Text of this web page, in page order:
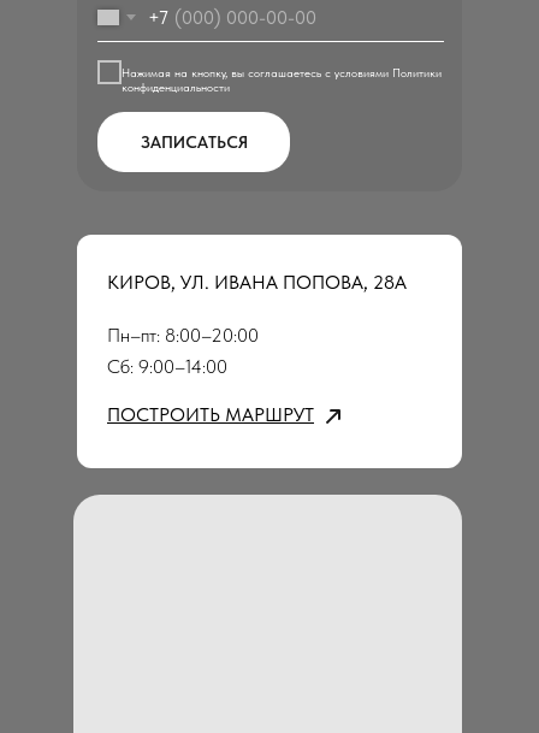
+7
Нажимая на кнопку, вы соглашаетесь с условиями Политики
конфиденциальности
ЗАПИСАТЬСЯ
КИРОВ, УЛ. ИВАНА ПОПОВА, 28А
Пн–пт: 8:00–20:00
Сб: 9:00–14:00
ПОСТРОИТЬ МАРШРУТ